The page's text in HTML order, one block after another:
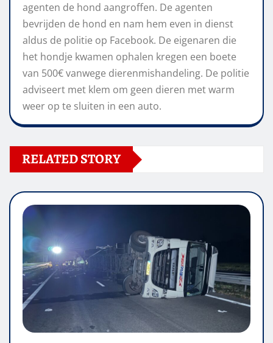
agenten de hond aangroffen. De agenten
bevrijden de hond en nam hem even in dienst
aldus de politie op Facebook. De eigenaren die
het hondje kwamen ophalen kregen een boete
van 500€ vanwege dierenmishandeling. De politie
adviseert met klem om geen dieren met warm
weer op te sluiten in een auto.
RELATED STORY